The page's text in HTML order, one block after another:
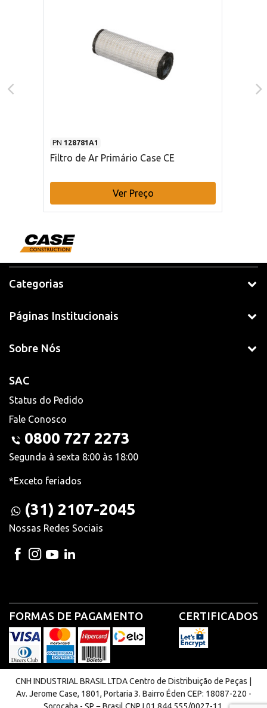
PN 128781A1
Filtro de Ar Primário Case CE
Ver Preço
Categorias
Páginas Institucionais
Sobre Nós
SAC
Status do Pedido
Fale Conosco
0800 727 2273
Segunda à sexta 8:00 às 18:00
*Exceto feriados
(31) 2107-2045
Nossas Redes Sociais
FORMAS DE PAGAMENTO CERTIFICADOS
CNH INDUSTRIAL BRASIL LTDA Centro de Distribuição de Peças |
Av. Jerome Case, 1801, Portaria 3. Bairro Éden CEP: 18087-220 -